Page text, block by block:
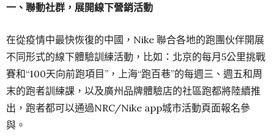
一、聯動社群，展開線下營銷活動
在從疫情中最快恢復的中國，Nike 聯合各地的跑團伙伴開展
不同形式的線下體驗訓練活動，比如：北京的每月5公里挑戰
賽和“100天向前跑項目”，上海“跑百巷”的每週三、週五和周
末的跑者訓練課，以及廣州品牌體驗店的社區跑都將陸續推
出，跑者都可以通過NRC/Nike app城市活動頁面報名參
與。